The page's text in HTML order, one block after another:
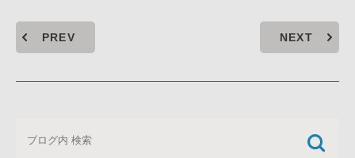
PREV NEXT